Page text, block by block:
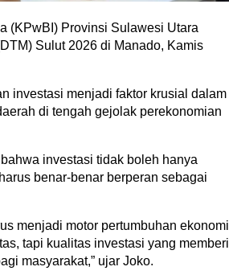
(KPwBI) Provinsi Sulawesi Utara
Sulut 2026 di Manado, Kamis
investasi menjadi faktor krusial dalam
di tengah gejolak perekonomian
investasi tidak boleh hanya
benar-benar berperan sebagai
menjadi motor pertumbuhan ekonomi
tapi kualitas investasi yang memberi
masyarakat,” ujar Joko.